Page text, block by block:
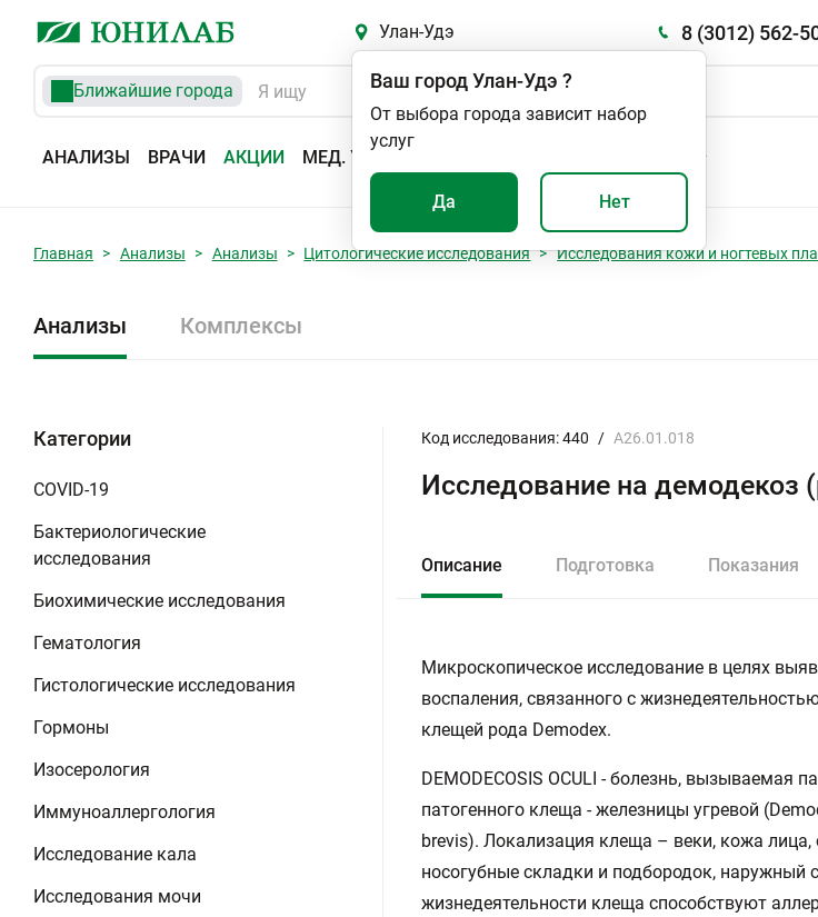
Улан-Удэ 8 (3012) 562-
Ближайшие города
АНАЛИЗЫ ВРАЧИ АКЦИИ МЕД. УСЛУГИ
Ваш городУлан-Удэ ?
От выбора города зависит набор
услуг
Да Нет
Главная Анализы Анализы Цитологические исследования Исследования кожи и ногтевых
Анализы Комплексы
Категории
COVID-19
Бактериологические
исследования
Биохимические исследования
Гематология
Гистологические исследования
Гормоны
Изосерология
Иммуноаллергология
Исследование кала
Исследования мочи
Код исследования: 440 / A26.01.018
Исследование на демодекоз
Описание Подготовка Показания
Микроскопическое исследование в целях
воспаления, связанного с
клещей рода Demodex.
DEMODECOSIS OCULI - болезнь, вызываемая
патогенного клеща - железницы угревой
brevis). Локализация клеща – веки, кожа лица,
носогубные складки и подбородок, наружный
жизнедеятельности клеща способствуют